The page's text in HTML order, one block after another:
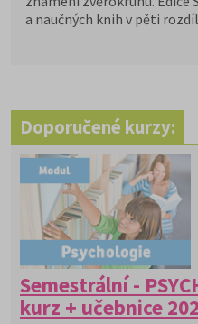
a naučných knih v pěti
Doporučené kurzy:
Semestrální -
kurz + učebnice